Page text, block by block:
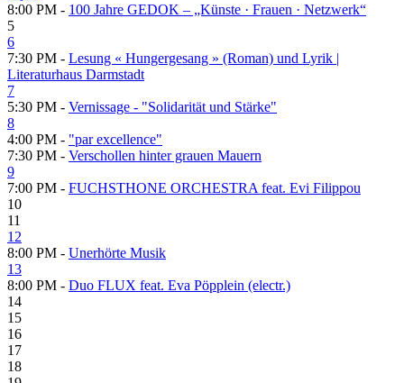
8:00 PM - 100 Jahre GEDOK – „Künste · Frauen · Netzwerk“
5
6
7:30 PM - Lesung « Hungergesang » (Roman) und Lyrik |
Literaturhaus Darmstadt
7
5:30 PM - Vernissage - "Solidarität und Stärke"
8
4:00 PM - "par excellence"
7:30 PM - Verschollen hinter grauen Mauern
9
7:00 PM - FUCHSTHONE ORCHESTRA feat. Evi Filippou
10
11
12
8:00 PM - Unerhörte Musik
13
8:00 PM - Duo FLUX feat. Eva Pöpplein (electr.)
14
15
16
17
18